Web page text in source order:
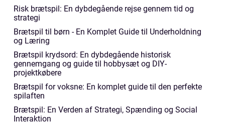
Risk brætspil: En dybdegående rejse gennem tid og
strategi
Brætspil til børn - En Komplet Guide til Underholdning
og Læring
Brætspil krydsord: En dybdegående historisk
gennemgang og guide til hobbysæt og DIY-
projektkøbere
Brætspil for voksne: En komplet guide til den perfekte
spilaften
Brætspil: En Verden af Strategi, Spænding og Social
Interaktion